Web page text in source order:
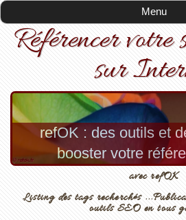
Menu
Référencer
sur
refOK : des outils et
booster votre
avec refOK
Listing des tags recherchés
outils SEO en tous